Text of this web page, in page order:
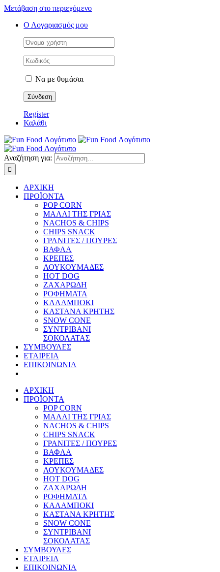
Μετάβαση στο περιεχόμενο
Ο Λογαριασμός μου
Να με θυμάσαι
Register
Καλάθι
Αναζήτηση για:
ΑΡΧΙΚΗ
ΠΡΟΪΟΝΤΑ
POP CORN
ΜΑΛΛΙ ΤΗΣ ΓΡΙΑΣ
NACHOS & CHIPS
CHIPS SNACK
ΓΡΑΝΙΤΕΣ / ΠΟΥΡΕΣ
ΒΑΦΛΑ
ΚΡΕΠΕΣ
ΛΟΥΚΟΥΜΑΔΕΣ
HOT DOG
ΖΑΧΑΡΩΔΗ
ΡΟΦΗΜΑΤΑ
ΚΑΛΑΜΠΟΚΙ
ΚΑΣΤΑΝΑ ΚΡΗΤΗΣ
SNOW CONE
ΣΥΝΤΡΙΒΑΝΙ
ΣΟΚΟΛΑΤΑΣ
ΣΥΜΒΟΥΛΕΣ
ΕΤΑΙΡΕΙΑ
ΕΠΙΚΟΙΝΩΝΙΑ
ΑΡΧΙΚΗ
ΠΡΟΪΟΝΤΑ
POP CORN
ΜΑΛΛΙ ΤΗΣ ΓΡΙΑΣ
NACHOS & CHIPS
CHIPS SNACK
ΓΡΑΝΙΤΕΣ / ΠΟΥΡΕΣ
ΒΑΦΛΑ
ΚΡΕΠΕΣ
ΛΟΥΚΟΥΜΑΔΕΣ
HOT DOG
ΖΑΧΑΡΩΔΗ
ΡΟΦΗΜΑΤΑ
ΚΑΛΑΜΠΟΚΙ
ΚΑΣΤΑΝΑ ΚΡΗΤΗΣ
SNOW CONE
ΣΥΝΤΡΙΒΑΝΙ
ΣΟΚΟΛΑΤΑΣ
ΣΥΜΒΟΥΛΕΣ
ΕΤΑΙΡΕΙΑ
ΕΠΙΚΟΙΝΩΝΙΑ